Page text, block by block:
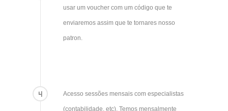
usar um voucher com um código que te
enviaremos assim que te tornares nosso
patron.
4 Acesso sessões mensais com especialistas
(contabilidade, etc). Temos mensalmente